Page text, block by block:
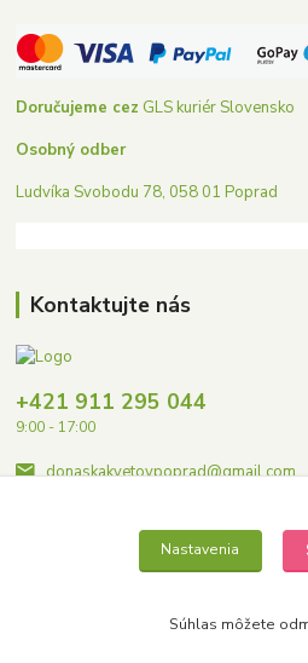
Doručujeme cez GLS kuriér Slovensko
Osobný odber
Ludvíka Svobodu 78, 058 01 Poprad
Kontaktujte nás
+421 911 295 044
9:00 - 17:00
donaskakvetovpoprad@gmail.com
Nastavenia
Súhlas môžete